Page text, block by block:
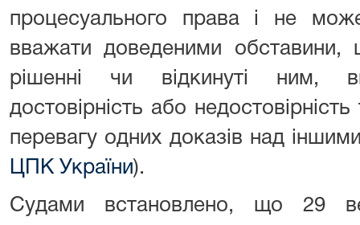
процесуального права і не
вважати доведеними обставини,
рішенні чи відкинуті ним,
достовірність або
перевагу одних доказів над
ЦПК України).
Судами встановлено, що 29